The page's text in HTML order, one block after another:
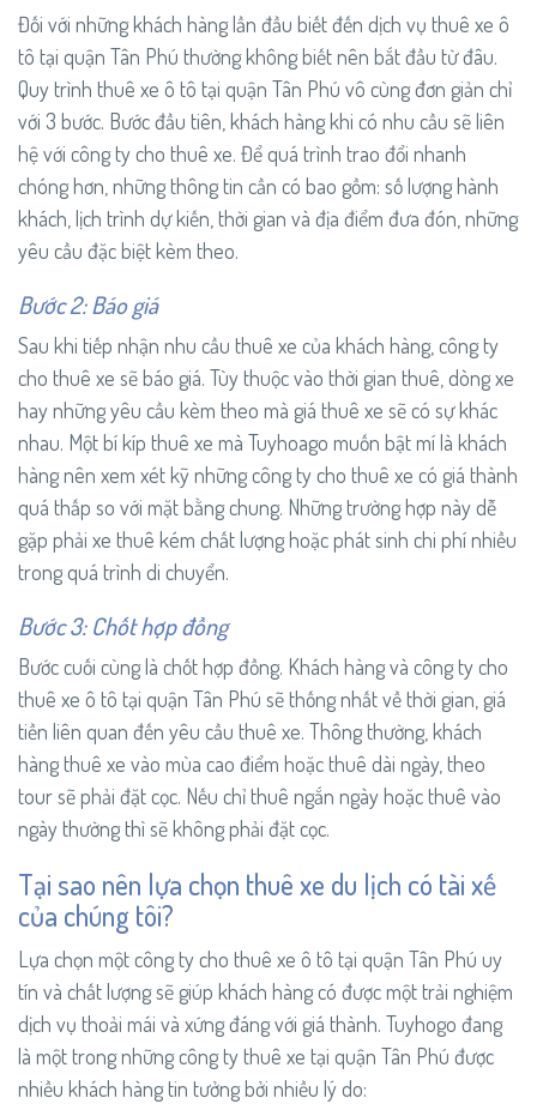
Đối với những khách hàng lần đầu biết đến dịch vụ thuê xe ô
tô tại quận Tân Phú thường không biết nên bắt đầu từ đâu.
Quy trình thuê xe ô tô tại quận Tân Phú vô cùng đơn giản chỉ
với 3 bước. Bước đầu tiên, khách hàng khi có nhu cầu sẽ liên
hệ với công ty cho thuê xe. Để quá trình trao đổi nhanh
chóng hơn, những thông tin cần có bao gồm: số lượng hành
khách, lịch trình dự kiến, thời gian và địa điểm đưa đón, những
yêu cầu đặc biệt kèm theo.
Bước 2: Báo giá
Sau khi tiếp nhận nhu cầu thuê xe của khách hàng, công ty
cho thuê xe sẽ báo giá. Tùy thuộc vào thời gian thuê, dòng xe
hay những yêu cầu kèm theo mà giá thuê xe sẽ có sự khác
nhau. Một bí kíp thuê xe mà Tuyhoago muốn bật mí là khách
hàng nên xem xét kỹ những công ty cho thuê xe có giá thành
quá thấp so với mặt bằng chung. Những trường hợp này dễ
gặp phải xe thuê kém chất lượng hoặc phát sinh chi phí nhiều
trong quá trình di chuyển.
Bước 3: Chốt hợp đồng
Bước cuối cùng là chốt hợp đồng. Khách hàng và công ty cho
thuê xe ô tô tại quận Tân Phú sẽ thống nhất về thời gian, giá
tiền liên quan đến yêu cầu thuê xe. Thông thường, khách
hàng thuê xe vào mùa cao điểm hoặc thuê dài ngày, theo
tour sẽ phải đặt cọc. Nếu chỉ thuê ngắn ngày hoặc thuê vào
ngày thường thì sẽ không phải đặt cọc.
Tại sao nên lựa chọn thuê xe du lịch có tài xế
của chúng tôi?
Lựa chọn một công ty cho thuê xe ô tô tại quận Tân Phú uy
tín và chất lượng sẽ giúp khách hàng có được một trải nghiệm
dịch vụ thoải mái và xứng đáng với giá thành. Tuyhogo đang
là một trong những công ty thuê xe tại quận Tân Phú được
nhiều khách hàng tin tưởng bởi nhiều lý do: